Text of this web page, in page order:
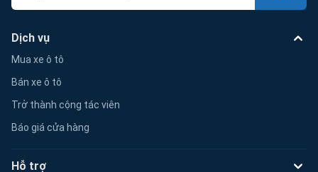
Dịch vụ
Mua xe ô tô
Bán xe ô tô
Trở thành cộng tác viên
Báo giá cửa hàng
Hỗ trợ